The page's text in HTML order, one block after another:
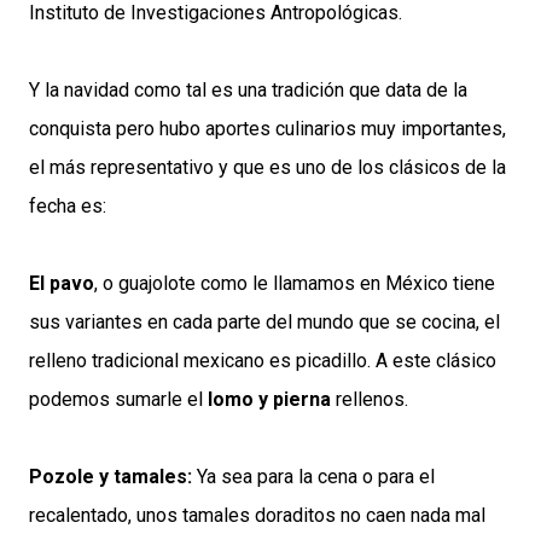
Instituto de Investigaciones Antropológicas.
Y la navidad como tal es una tradición que data de la
conquista pero hubo aportes culinarios muy importantes,
el más representativo y que es uno de los clásicos de la
fecha es:
El pavo, o guajolote como le llamamos en México tiene
sus variantes en cada parte del mundo que se cocina, el
relleno tradicional mexicano es picadillo. A este clásico
podemos sumarle el
lomo y pierna rellenos.
Pozole y tamales: Ya sea para la cena o para el
recalentado, unos tamales doraditos no caen nada mal